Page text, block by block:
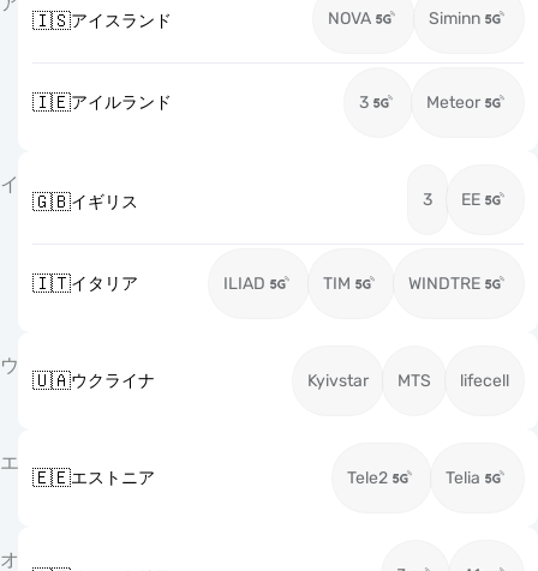
🇮🇸アイスランド NOVA Siminn
🇮🇪アイルランド 3 Meteor
イ
🇬🇧イギリス 3 EE
🇮🇹イタリア ILIAD TIM WINDTRE
ウ
🇺🇦ウクライナ Kyivstar MTS lifecell
エ
🇪🇪エストニア Tele2 Telia
オ